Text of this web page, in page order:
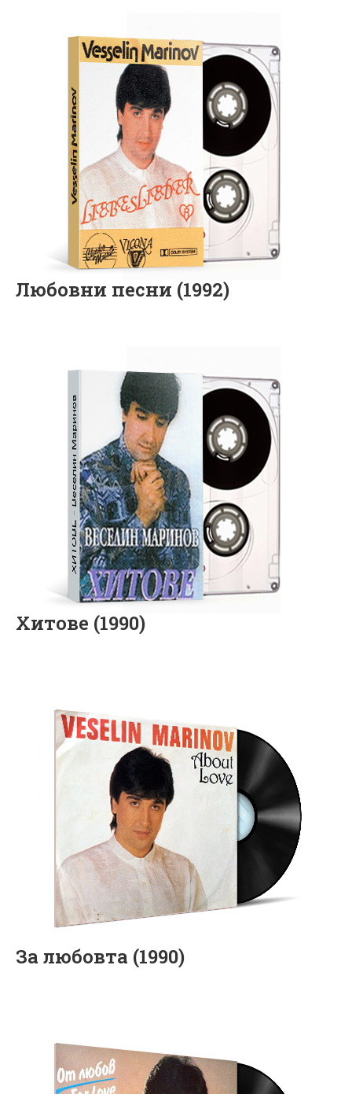
Любовни песни (1992)
Хитове (1990)
За любовта (1990)